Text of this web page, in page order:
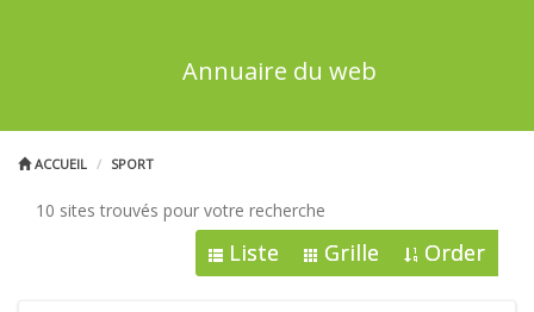
Annuaire du web
ACCUEIL SPORT
10 sites trouvés pour votre recherche
Liste Grille Order